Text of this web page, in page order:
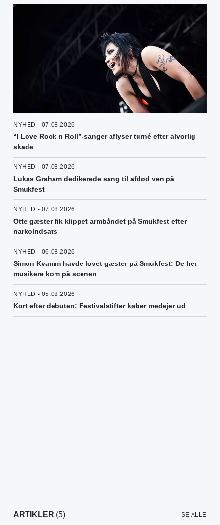
NYHED - 07.08.2026
“I Love Rock n Roll”-sanger aflyser turné efter alvorlig
skade
NYHED - 07.08.2026
Lukas Graham dedikerede sang til afdød ven på
Smukfest
NYHED - 07.08.2026
Otte gæster fik klippet armbåndet på Smukfest efter
narkoindsats
NYHED - 06.08.2026
Simon Kvamm havde lovet gæster på Smukfest: De her
musikere kom på scenen
NYHED - 05.08.2026
Kort efter debuten: Festivalstifter køber medejer ud
ARTIKLER (5) SE ALLE